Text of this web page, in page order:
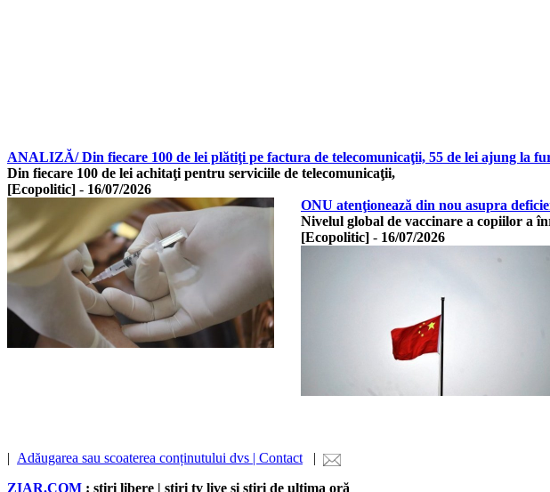
ANALIZĂ/ Din fiecare 100 de lei plătiţi pe factura de telecomunicaţii, 55 de lei ajung la
Din fiecare 100 de lei achitaţi pentru serviciile de telecomunicaţii,
[Ecopolitic] - 16/07/2026
ONU atenţionează din nou asupra
Nivelul global de vaccinare a copiilor a
[Ecopolitic] - 16/07/2026
| Adăugarea sau scoaterea conținutului dvs | Contact |
ZIAR.COM : știri libere | știri tv live și știri de ultima oră